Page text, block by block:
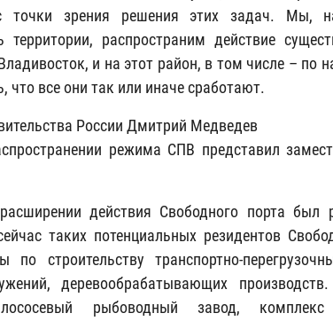
точки зрения решения этих задач. Мы,
территории, распространим действие
и на этот район, в том числе – по
что все они так или иначе сработают.
России Дмитрий Медведев
режима СПВ представил
действия Свободного порта
таких потенциальных резидентов
по строительству транспортно-
деревообрабатывающих
лососевый рыбоводный завод,